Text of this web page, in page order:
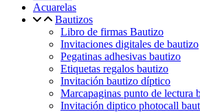
Acuarelas
Bautizos
Libro de firmas Bautizo
Invitaciones digitales de bautizo
Pegatinas adhesivas bautizo
Etiquetas regalos bautizo
Invitación bautizo díptico
Marcapaginas punto de lectura
Invitación diptico photocall